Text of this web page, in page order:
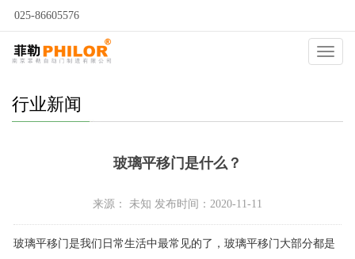
025-86605576
自动门
行业新闻
玻璃平移门是什么？
来源： 未知 发布时间：2020-11-11
玻璃平移门是我们日常生活中最常见的了，玻璃平移门大部分都是